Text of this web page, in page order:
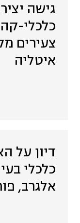
גישה
כלכלי-
צעירים
איטליה
דיון על
כלכלי
אלגרב,